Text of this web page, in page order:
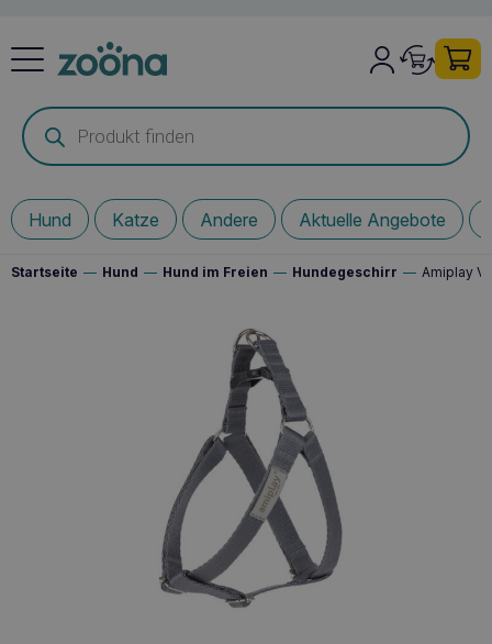
Products
search
Hund Katze Andere Aktuelle Angebote
Startseite — Hund — Hund im Freien — Hundegeschirr — Amiplay